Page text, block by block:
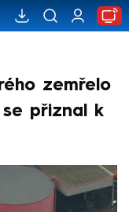
zemřelo
přiznal k